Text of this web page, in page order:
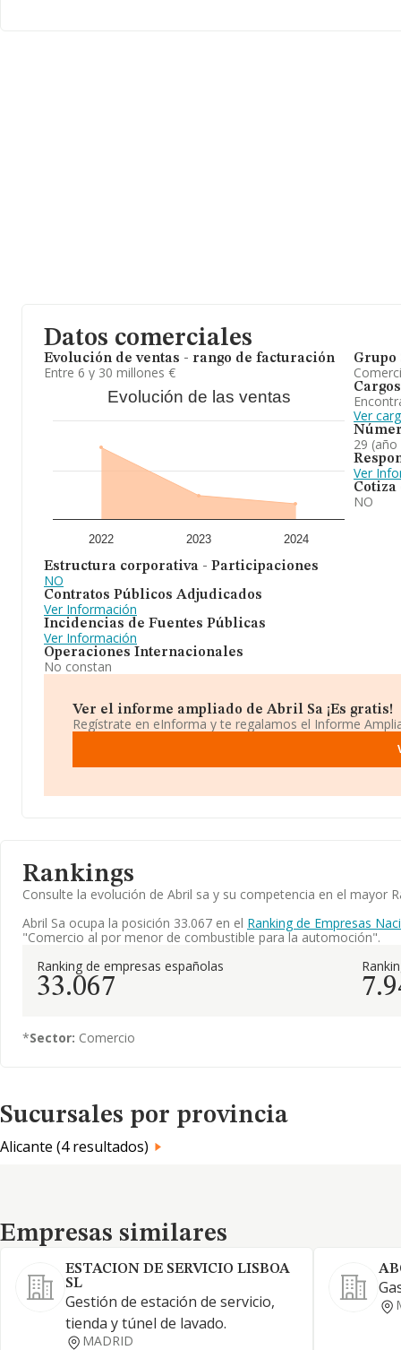
Datos comerciales
Evolución de ventas - rango de facturación
Entre 6 y 30 millones €
Evolución de las ventas
2022 2023 2024
Estructura corporativa - Participaciones
NO
Contratos Públicos Adjudicados
Ver Información
Incidencias de Fuentes Públicas
Ver Información
Operaciones Internacionales
No constan
Grupo
Cargos
Ver
29 (año
Ver
Cotiza
NO
Ver el informe ampliado de Abril Sa ¡Es gratis!
Regístrate en eInforma y te regalamos el Informe
Rankings
Consulte la evolución de Abril sa y su competencia en el mayor
Abril Sa ocupa la posición 33.067 en el Ranking de Empresas
"Comercio al por menor de combustible para la automoción".
Ranking de empresas españolas
33.067
*Sector: Comercio
Sucursales por provincia
Alicante (4 resultados)
Empresas similares
Empresas similares
ESTACION DE SERVICIO LISBOA
SL
Gestión de estación de servicio,
tienda y túnel de lavado.
MADRID